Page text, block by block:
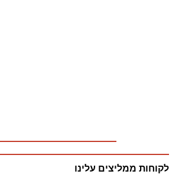
לקוחות ממליצים עלינו